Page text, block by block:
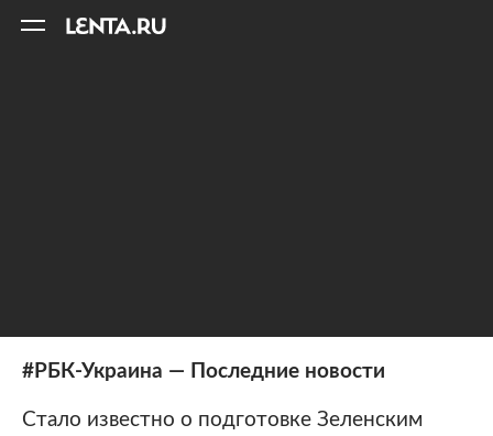
#РБК-Украина — Последние новости
Стало известно о подготовке Зеленским